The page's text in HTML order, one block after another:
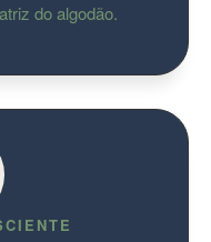
do algodão.